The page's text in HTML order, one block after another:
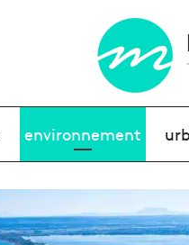
environnement